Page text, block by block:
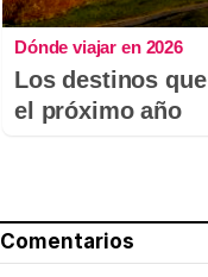
Dónde viajar en 2026
Los destinos
el próximo año
Comentarios